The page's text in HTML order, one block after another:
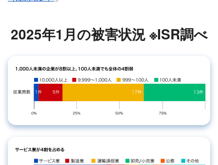
2025年1月の被害状況 ※ISR調べ